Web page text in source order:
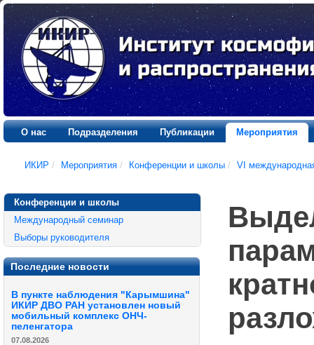
О нас Подразделения Публикации Мероприятия
ИКИР / Мероприятия / Конференции и школы / VI
Конференции и школы
Международный семинар
Выборы руководителя
Последние новости
В пункте наблюдения "Карымшина"
ИКИР ДВО РАН установлен новый
мобильный комплекс ОНЧ-
пеленгатора
07.08.2026